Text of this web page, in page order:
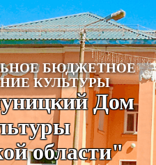
БЮДЖЕТНОЕ
КУЛЬТУРЫ
Дом
области"